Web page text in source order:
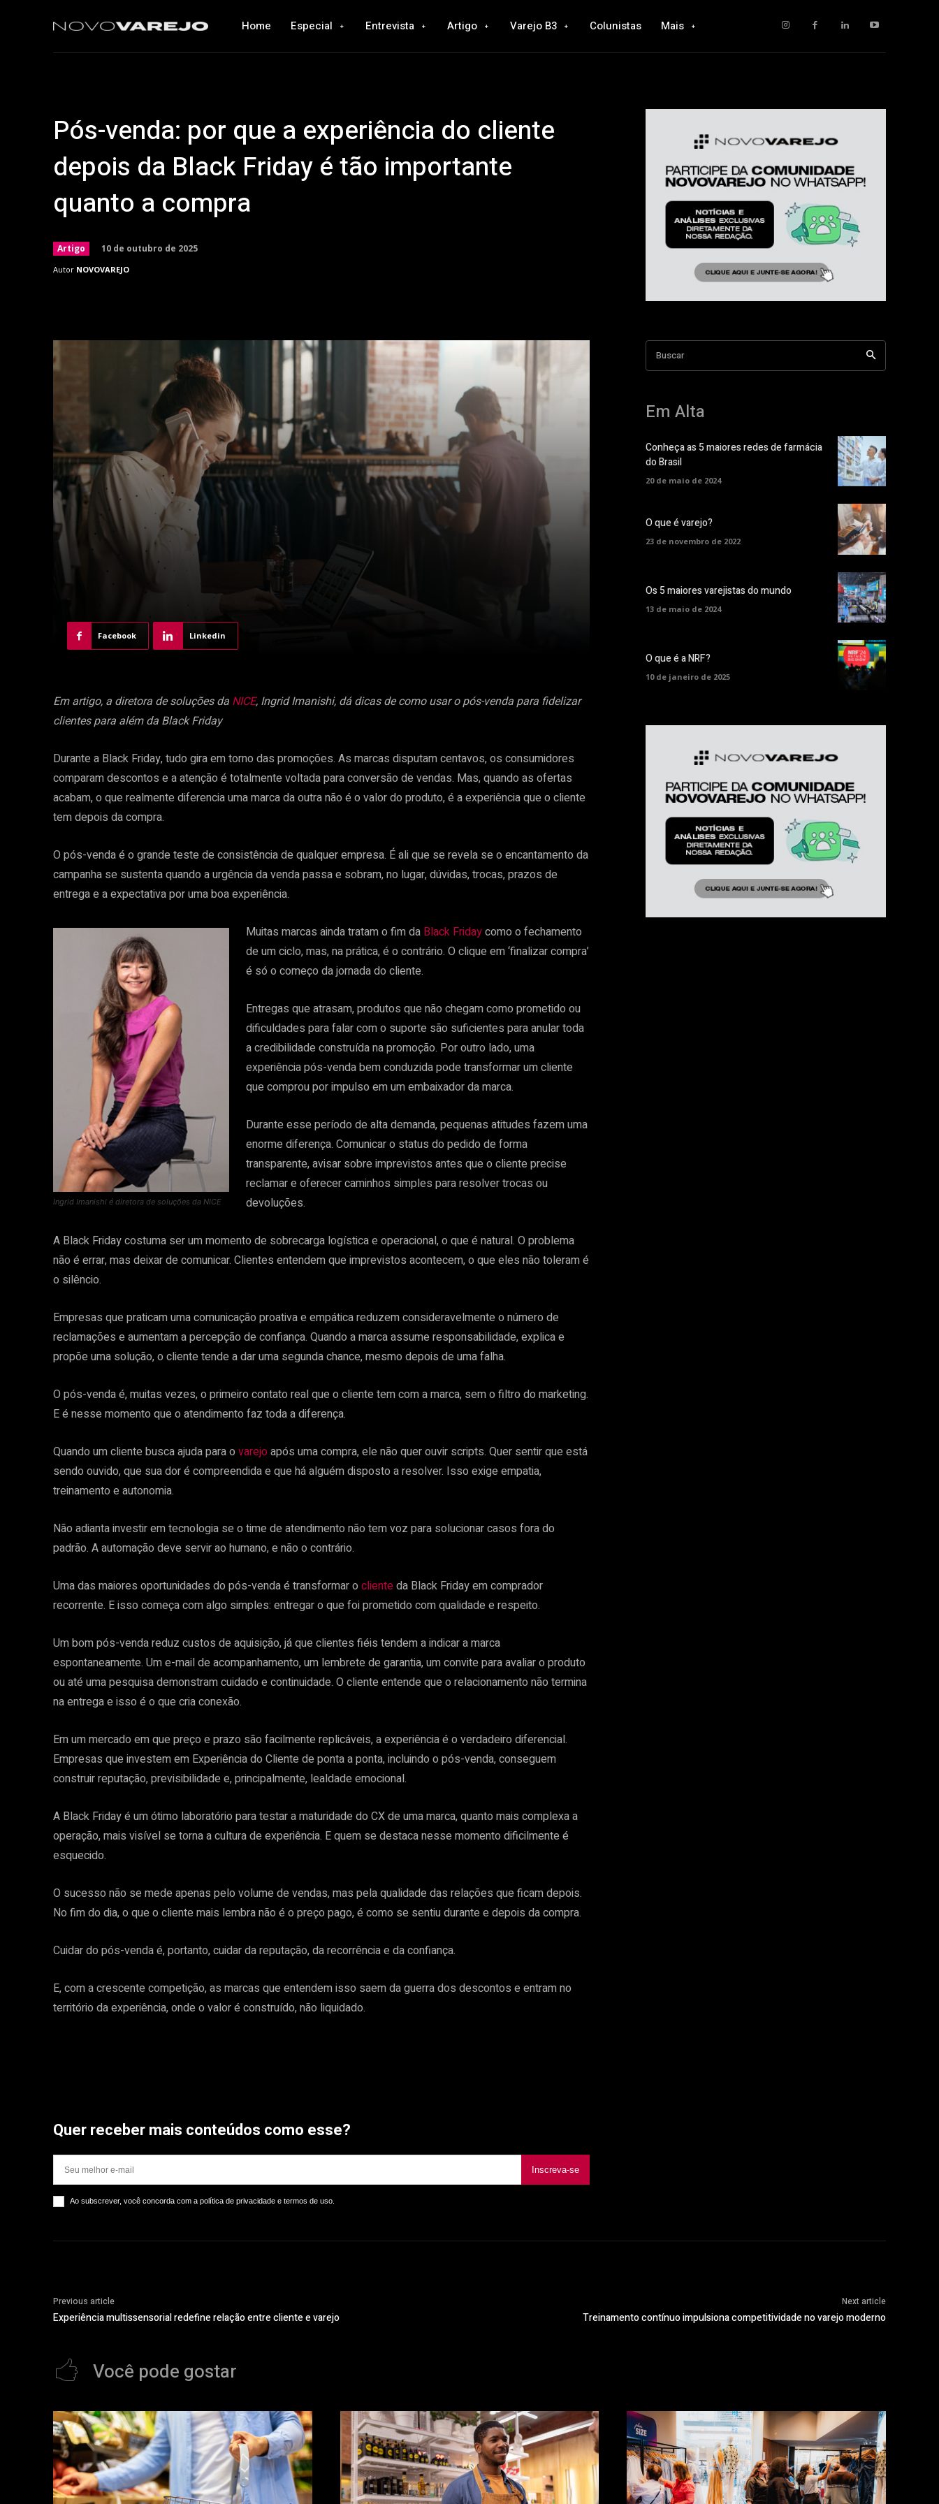
Home Especial Entrevista Artigo Varejo B3 Colunistas Mais
Pós-venda: por que a experiência do cliente
depois da Black Friday é tão importante
quanto a compra
Artigo 10 de outubro de 2025
Autor NOVOVAREJO
Facebook Linkedin
Em artigo, a diretora de soluções da NICE, Ingrid Imanishi, dá dicas de como usar o pós-venda para fidelizar
clientes para além da Black Friday
Durante a Black Friday, tudo gira em torno das promoções. As marcas disputam centavos, os consumidores
comparam descontos e a atenção é totalmente voltada para conversão de vendas. Mas, quando as ofertas
acabam, o que realmente diferencia uma marca da outra não é o valor do produto, é a experiência que o cliente
tem depois da compra.
O pós-venda é o grande teste de consistência de qualquer empresa. É ali que se revela se o encantamento da
campanha se sustenta quando a urgência da venda passa e sobram, no lugar, dúvidas, trocas, prazos de
entrega e a expectativa por uma boa experiência.
Ingrid Imanishi é diretora de soluções da NICE
Muitas marcas ainda tratam o fim da Black Fridaycomo o fechamento
de um ciclo, mas, na prática, é o contrário. O clique em ‘finalizar compra’
é só o começo da jornada do cliente.
Entregas que atrasam, produtos que não chegam como prometido ou
dificuldades para falar com o suporte são suficientes para anular toda
a credibilidade construída na promoção. Por outro lado, uma
experiência pós-venda bem conduzida pode transformar um cliente
que comprou por impulso em um embaixador da marca.
Durante esse período de alta demanda, pequenas atitudes fazem uma
enorme diferença. Comunicar o status do pedido de forma
transparente, avisar sobre imprevistos antes que o cliente precise
reclamar e oferecer caminhos simples para resolver trocas ou
devoluções.
A Black Friday costuma ser um momento de sobrecarga logística e operacional, o que é natural. O problema
não é errar, mas deixar de comunicar. Clientes entendem que imprevistos acontecem, o que eles não toleram é
o silêncio.
Empresas que praticam uma comunicação proativa e empática reduzem consideravelmente o número de
reclamações e aumentam a percepção de confiança. Quando a marca assume responsabilidade, explica e
propõe uma solução, o cliente tende a dar uma segunda chance, mesmo depois de uma falha.
O pós-venda é, muitas vezes, o primeiro contato real que o cliente tem com a marca, sem o filtro do marketing.
E é nesse momento que o atendimento faz toda a diferença.
Quando um cliente busca ajuda para o varejoapós uma compra, ele não quer ouvir scripts. Quer sentir que está
sendo ouvido, que sua dor é compreendida e que há alguém disposto a resolver. Isso exige empatia,
treinamento e autonomia.
Não adianta investir em tecnologia se o time de atendimento não tem voz para solucionar casos fora do
padrão. A automação deve servir ao humano, e não o contrário.
Uma das maiores oportunidades do pós-venda é transformar o clienteda Black Friday em comprador
recorrente. E isso começa com algo simples: entregar o que foi prometido com qualidade e respeito.
Um bom pós-venda reduz custos de aquisição, já que clientes fiéis tendem a indicar a marca
espontaneamente. Um e-mail de acompanhamento, um lembrete de garantia, um convite para avaliar o produto
ou até uma pesquisa demonstram cuidado e continuidade. O cliente entende que o relacionamento não termina
na entrega e isso é o que cria conexão.
Em um mercado em que preço e prazo são facilmente replicáveis, a experiência é o verdadeiro diferencial.
Empresas que investem em Experiência do Cliente de ponta a ponta, incluindo o pós-venda, conseguem
construir reputação, previsibilidade e, principalmente, lealdade emocional.
A Black Friday é um ótimo laboratório para testar a maturidade do CX de uma marca, quanto mais complexa a
operação, mais visível se torna a cultura de experiência. E quem se destaca nesse momento dificilmente é
esquecido.
O sucesso não se mede apenas pelo volume de vendas, mas pela qualidade das relações que ficam depois.
No fim do dia, o que o cliente mais lembra não é o preço pago, é como se sentiu durante e depois da compra.
Cuidar do pós-venda é, portanto, cuidar da reputação, da recorrência e da confiança.
E, com a crescente competição, as marcas que entendem isso saem da guerra dos descontos e entram no
território da experiência, onde o valor é construído, não liquidado.
Buscar
Em Alta
Conheça as 5 maiores redes de farmácia
do Brasil
20 de maio de 2024
O que é varejo?
23 de novembro de 2022
Os 5 maiores varejistas do mundo
13 de maio de 2024
O que é a NRF?
10 de janeiro de 2025
Quer receber mais conteúdos como esse?
Inscreva-se
Ao subscrever, você concorda com a política de privacidade e termos de uso.
Previous article
Experiência multissensorial redefine relação entre cliente e varejo
Next article
Treinamento contínuo impulsiona competitividade no varejo moderno
Você pode gostar